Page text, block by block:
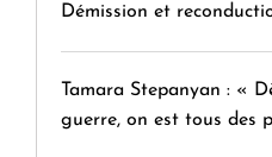
Démission et
Tamara Stepanyan : «
guerre, on est tous des